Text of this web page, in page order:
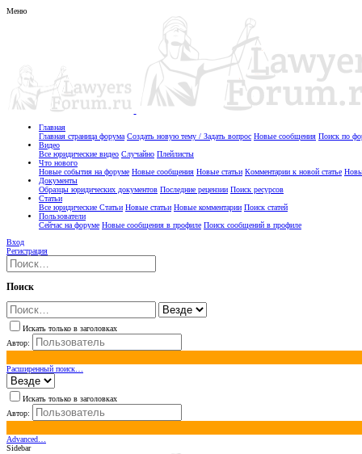
Меню
Главная
Главная страница форума Создать новую тему / Задать вопрос Новые сообщения Поиск по
Видео
Все юридические видео Случайно Плейлисты
Что нового
Новые события на форуме Новые сообщения Новые статьи Комментарии к новой статье
Документы
Образцы юридических документов Последние рецензии Поиск ресурсов
Статьи
Все юридические Статьи Новые статьи Новые комментарии Поиск статей
Пользователи
Сейчас на форуме Новые сообщения в профиле Поиск сообщений в профиле
Вход
Регистрация
Поиск
Искать только в заголовках
Автор:
Расширенный поиск…
Искать только в заголовках
Автор:
Advanced…
Sidebar